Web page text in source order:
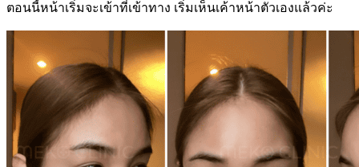
ตอนนี้หน้าเริ่มจะเข้าที่เข้าทาง เริ่มเห็นเค้าหน้าตัวเองแล้วค่ะ